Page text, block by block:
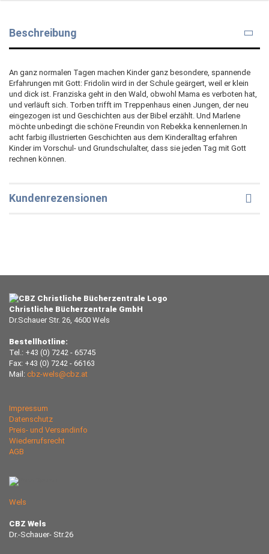
Beschreibung
An ganz normalen Tagen machen Kinder ganz besondere, spannende
Erfahrungen mit Gott: Fridolin wird in der Schule geärgert, weil er klein
und dick ist. Franziska geht in den Wald, obwohl Mama es verboten hat,
und verläuft sich. Torben trifft im Treppenhaus einen Jungen, der neu
eingezogen ist und Geschichten aus der Bibel erzählt. Und Marlene
möchte unbedingt die schöne Freundin von Rebekka kennenlernen.In
acht farbig illustrierten Geschichten aus dem Kinderalltag erfahren
Kinder im Vorschul- und Grundschulalter, dass sie jeden Tag mit Gott
rechnen können.
Kundenrezensionen
Christliche Bücherzentrale GmbH
Dr.Schauer Str. 26, 4600 Wels
Bestellhotline:
Tel.: +43 (0) 7242 - 65745
Fax: +43 (0) 7242 - 66163
Mail: cbz-wels@cbz.at
Impressum
Datenschutz
Preis- und Versandinfo
Wiederrufsrecht
AGB
Wels
CBZ Wels
Dr.-Schauer- Str.26